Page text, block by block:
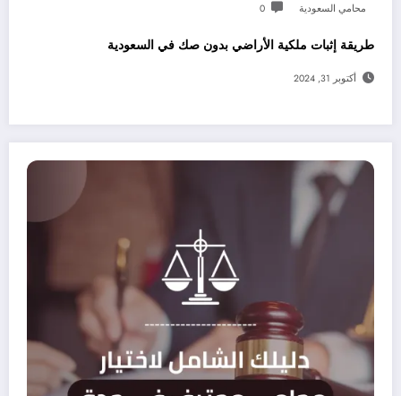
محامي السعودية 0
طريقة إثبات ملكية الأراضي بدون صك في السعودية
أكتوبر 31, 2024